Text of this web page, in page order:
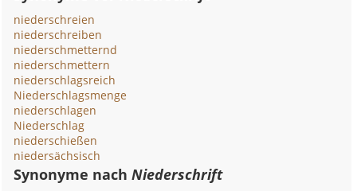
niederschreien
niederschreiben
niederschmetternd
niederschmettern
niederschlagsreich
Niederschlagsmenge
niederschlagen
Niederschlag
niederschießen
niedersächsisch
Synonyme nachNiederschrift